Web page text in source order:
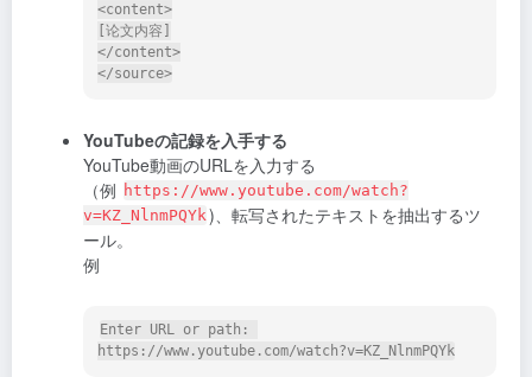
<content>
[论文内容]
</content>
YouTubeの記録を入手する
YouTube動画のURLを入力する
（例 https://www.youtube.com/watch?
v=KZ_NlnmPQYk)、転写されたテキストを抽出するツ
ール。
例
Enter URL or path: